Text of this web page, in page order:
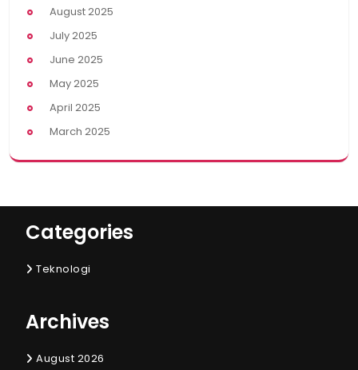
August 2025
July 2025
June 2025
May 2025
April 2025
March 2025
Categories
Teknologi
Archives
August 2026